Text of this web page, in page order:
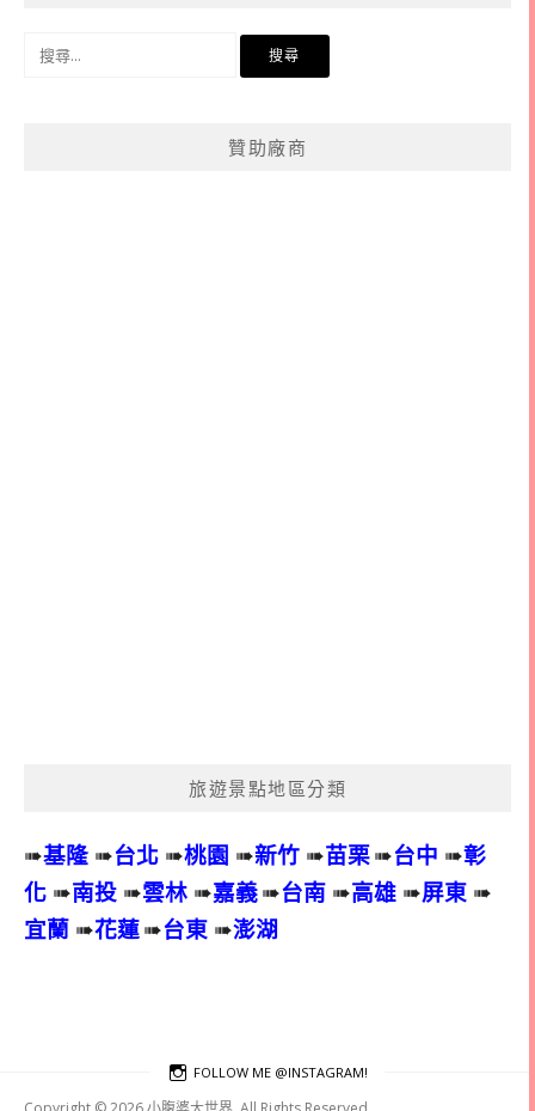
贊助廠商
旅遊景點地區分類
➠基隆 ➠台北 ➠桃園 ➠新竹 ➠苗栗➠台中 ➠彰
化 ➠南投 ➠雲林 ➠嘉義➠台南 ➠高雄 ➠屏東 ➠
宜蘭 ➠花蓮➠台東 ➠澎湖
FOLLOW ME @INSTAGRAM!